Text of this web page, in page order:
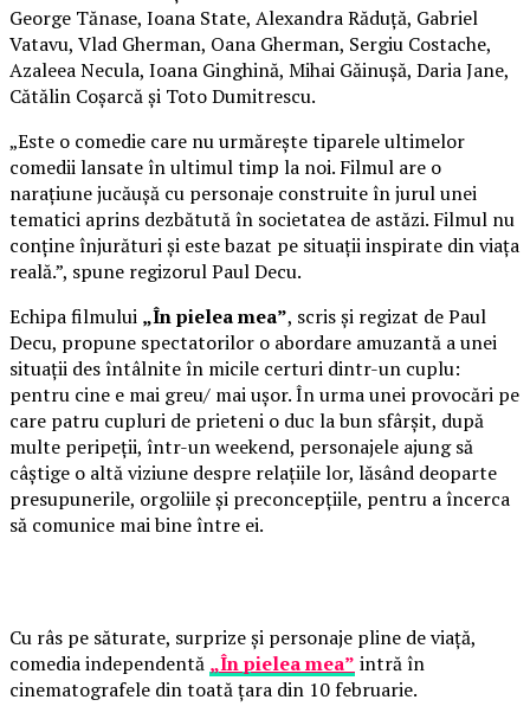
George Tănase, Ioana State, Alexandra Răduță, Gabriel
Vatavu, Vlad Gherman, Oana Gherman, Sergiu Costache,
Azaleea Necula, Ioana Ginghină, Mihai Găinușă, Daria Jane,
Cătălin Coșarcă și Toto Dumitrescu.
„Este o comedie care nu urmărește tiparele ultimelor
comedii lansate în ultimul timp la noi. Filmul are o
narațiune jucăușă cu personaje construite în jurul unei
tematici aprins dezbătută în societatea de astăzi. Filmul nu
conține înjurături și este bazat pe situații inspirate din viața
reală.”, spune regizorul Paul Decu.
Echipa filmului „În pielea mea”, scris și regizat de Paul
Decu, propune spectatorilor o abordare amuzantă a unei
situații des întâlnite în micile certuri dintr-un cuplu:
pentru cine e mai greu/ mai ușor. În urma unei provocări pe
care patru cupluri de prieteni o duc la bun sfârșit, după
multe peripeții, într-un weekend, personajele ajung să
câștige o altă viziune despre relațiile lor, lăsând deoparte
presupunerile, orgoliile și preconcepțiile, pentru a încerca
să comunice mai bine între ei.
Cu râs pe săturate, surprize și personaje pline de viață,
comedia independentă „În pielea mea” intră în
cinematografele din toată țara din 10 februarie.